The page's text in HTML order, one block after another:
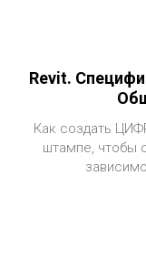
Revit.
Как создать
штампе, чтобы